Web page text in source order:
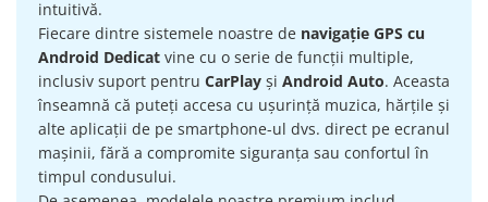
Navigatii 1 DIN
Navigatie GPS Portabil
Accesorii navigatii
CarPlay&Android Auto
Camera Marsarier
intuitivă.
Fiecare dintre sistemele noastre de navigație GPS cu
Android Dedicat vine cu o serie de funcții multiple,
inclusiv suport pentru CarPlay și Android Auto. Aceasta
înseamnă că puteți accesa cu ușurință muzica, hărțile și
alte aplicații de pe smartphone-ul dvs. direct pe ecranul
mașinii, fără a compromite siguranța sau confortul în
timpul condusului.